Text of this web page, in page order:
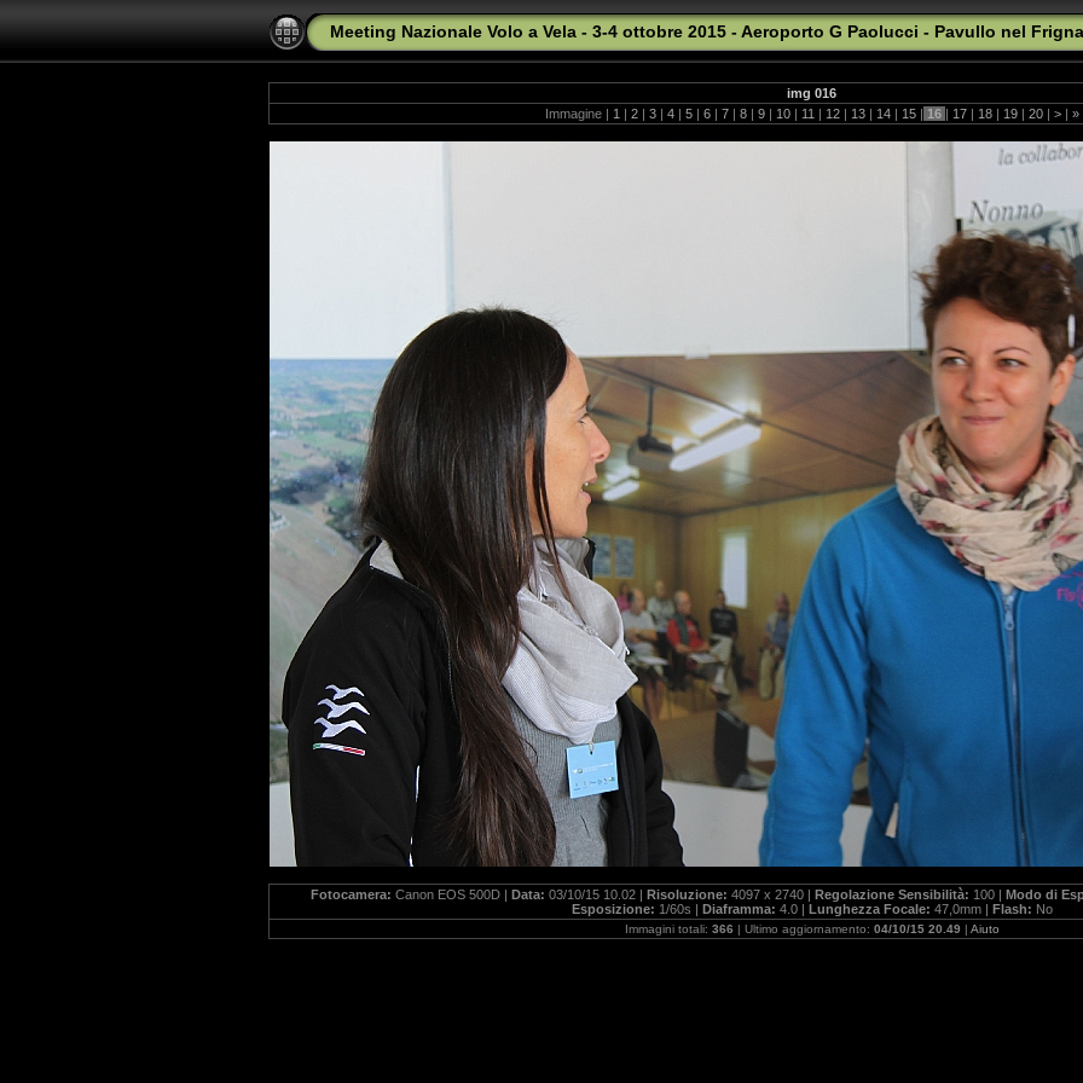
Meeting Nazionale Volo a Vela - 3-4 ottobre 2015 - Aeroporto G Paolucci - Pavullo nel
img 016
Immagine | 1 | 2 | 3 | 4 | 5 | 6 | 7 | 8 | 9 | 10 | 11 | 12 | 13 | 14 | 15 | 16 | 17 | 18 | 19 | 20 | > | »
Fotocamera:Canon EOS 500D |Data:03/10/15 10.02 |Risoluzione:4097 x 2740 |Regolazione Sensibilità: 100 |Modo di
Esposizione: 1/60s | Diaframma: 4.0 | Lunghezza Focale: 47,0mm | Flash: No
Immagini totali: 366 | Ultimo aggiornamento: 04/10/15 20.49 | Aiuto